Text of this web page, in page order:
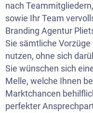
nach
sowie Ihr Team
Branding Agentur
Sie sämtliche
nutzen, ohne sich
Sie wünschen sich
Melle, welche Ihnen
Marktchancen
perfekter